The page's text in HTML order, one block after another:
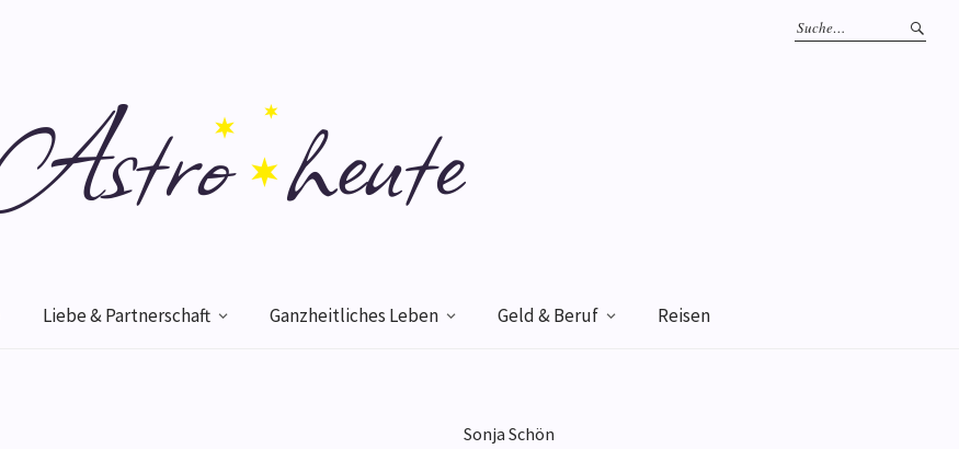
Liebe & Partnerschaft Ganzheitliches Leben Geld & Beruf Reisen
Sonja Schön